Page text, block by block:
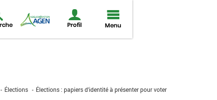
Profil Menu
Élections Élections : papiers d'identité à présenter pour voter